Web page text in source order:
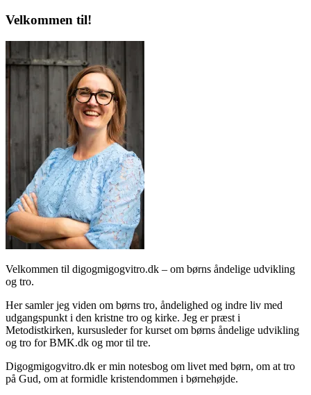
Velkommen til!
Velkommen til digogmigogvitro.dk – om børns åndelige udvikling
og tro.
Her samler jeg viden om børns tro, åndelighed og indre liv med
udgangspunkt i den kristne tro og kirke. Jeg er præst i
Metodistkirken, kursusleder for kurset om børns åndelige udvikling
og tro for BMK.dk og mor til tre.
Digogmigogvitro.dk er min notesbog om livet med børn, om at tro
på Gud, om at formidle kristendommen i børnehøjde.